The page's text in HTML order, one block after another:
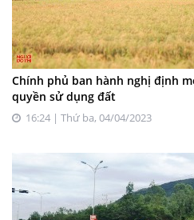
Chính phủ ban hành nghị định
quyền sử dụng đất
16:24 | Thứ ba, 04/04/2023